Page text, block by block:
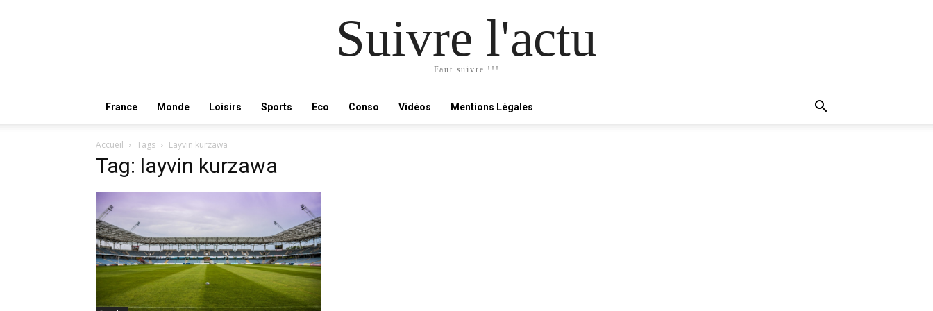
Suivre l'actu
Faut suivre !!!
France Monde Loisirs Sports Eco Conso Vidéos Mentions Légales
Accueil Tags Layvin kurzawa
Tag: layvin kurzawa